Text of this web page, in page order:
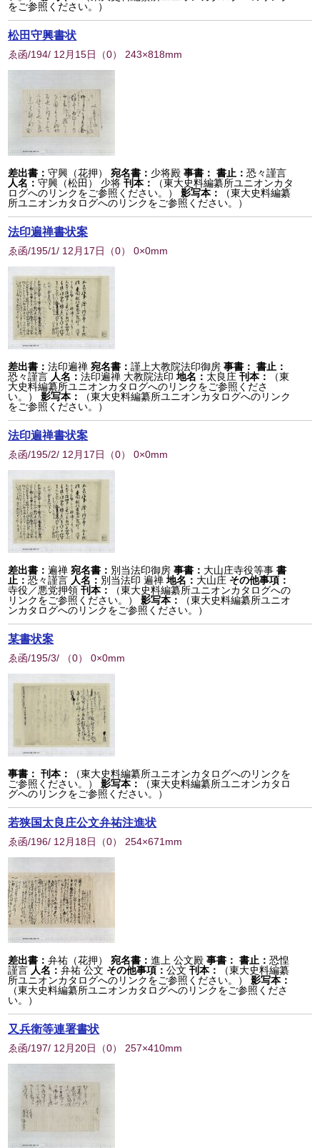
をご参照ください。）
松田守興書状
ゑ函/194/ 12月15日 （0） 243×818mm
差出書：守興（花押） 宛名書： 少将殿 事書： 書止：恐々謹言
人名：守興（松田） 少将 刊本：
（東大史料編纂所ユニオンカタ
ログへのリンクをご参照ください。）
影写本：
（東大史料編纂
所ユニオンカタログへのリンクをご参照ください。）
法印遍禅書状案
ゑ函/195/1/ 12月17日 （0） 0×0mm
差出書：法印遍禅 宛名書：謹上大教院法印御房 事書： 書止：
恐々謹言 人名：法印遍禅 大教院法印 地名： 太良庄 刊本：
（東
大史料編纂所ユニオンカタログへのリンクをご参照くださ
い。）
影写本：
（東大史料編纂所ユニオンカタログへのリンク
をご参照ください。）
法印遍禅書状案
ゑ函/195/2/ 12月17日 （0） 0×0mm
差出書：遍禅 宛名書： 別当法印御房 事書： 大山庄寺役等事書
止：恐々謹言 人名： 別当法印 遍禅 地名： 大山庄 その他事項：
寺役／悪党押領 刊本：
（東大史料編纂所ユニオンカタログへの
リンクをご参照ください。）
影写本：
（東大史料編纂所ユニオ
ンカタログへのリンクをご参照ください。）
某書状案
ゑ函/195/3/ （0） 0×0mm
事書： 刊本：
（東大史料編纂所ユニオンカタログへのリンクを
ご参照ください。）
影写本：
（東大史料編纂所ユニオンカタロ
グへのリンクをご参照ください。）
若狭国太良庄公文弁祐注進状
ゑ函/196/ 12月18日 （0） 254×671mm
差出書：弁祐（花押） 宛名書：進上 公文殿 事書： 書止：恐惶
謹言 人名：弁祐 公文 その他事項：公文 刊本：
（東大史料編纂
所ユニオンカタログへのリンクをご参照ください。）
影写本：
（東大史料編纂所ユニオンカタログへのリンクをご参照くださ
い。）
又兵衛等連署書状
ゑ函/197/ 12月20日 （0） 257×410mm